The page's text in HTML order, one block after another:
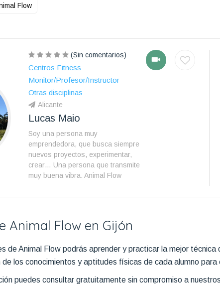
Flow
(Sin comentarios)
Centros Fitness
Monitor/Profesor/Instructor
Otras disciplinas
Alicante
Lucas Maio
Soy una persona muy
emprendedora, que busca siempre
nuevos proyectos, experimentar,
crear… Una persona que transmite
muy buena vibra. Animal Flow
Animal Flow en Gijón
de Animal Flow podrás aprender y practicar la mejor
de los conocimientos y aptitudes físicas de cada alumno
puedes consultar gratuitamente sin compromiso a